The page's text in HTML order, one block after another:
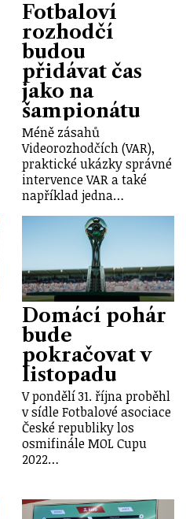
Fotbaloví
rozhodčí
budou
přidávat čas
jako na
šampionátu
Méně zásahů
Videorozhodčích (VAR),
praktické ukázky správné
intervence VAR a také
například jedna…
Domácí pohár
bude
pokračovat v
listopadu
V pondělí 31. října proběhl
v sídle Fotbalové asociace
České republiky los
osmifinále MOL Cupu
2022…